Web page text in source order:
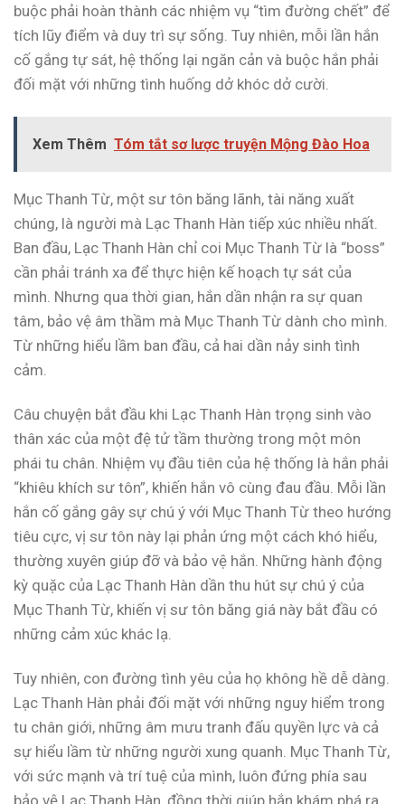
buộc phải hoàn thành các nhiệm vụ “tìm đường chết” để
tích lũy điểm và duy trì sự sống. Tuy nhiên, mỗi lần hắn
cố gắng tự sát, hệ thống lại ngăn cản và buộc hắn phải
đối mặt với những tình huống dở khóc dở cười.
Xem Thêm Tóm tắt sơ lược truyện Mộng Đào Hoa
Mục Thanh Từ, một sư tôn băng lãnh, tài năng xuất
chúng, là người mà Lạc Thanh Hàn tiếp xúc nhiều nhất.
Ban đầu, Lạc Thanh Hàn chỉ coi Mục Thanh Từ là “boss”
cần phải tránh xa để thực hiện kế hoạch tự sát của
mình. Nhưng qua thời gian, hắn dần nhận ra sự quan
tâm, bảo vệ âm thầm mà Mục Thanh Từ dành cho mình.
Từ những hiểu lầm ban đầu, cả hai dần nảy sinh tình
cảm.
Câu chuyện bắt đầu khi Lạc Thanh Hàn trọng sinh vào
thân xác của một đệ tử tầm thường trong một môn
phái tu chân. Nhiệm vụ đầu tiên của hệ thống là hắn phải
“khiêu khích sư tôn”, khiến hắn vô cùng đau đầu. Mỗi lần
hắn cố gắng gây sự chú ý với Mục Thanh Từ theo hướng
tiêu cực, vị sư tôn này lại phản ứng một cách khó hiểu,
thường xuyên giúp đỡ và bảo vệ hắn. Những hành động
kỳ quặc của Lạc Thanh Hàn dần thu hút sự chú ý của
Mục Thanh Từ, khiến vị sư tôn băng giá này bắt đầu có
những cảm xúc khác lạ.
Tuy nhiên, con đường tình yêu của họ không hề dễ dàng.
Lạc Thanh Hàn phải đối mặt với những nguy hiểm trong
tu chân giới, những âm mưu tranh đấu quyền lực và cả
sự hiểu lầm từ những người xung quanh. Mục Thanh Từ,
với sức mạnh và trí tuệ của mình, luôn đứng phía sau
bảo vệ Lạc Thanh Hàn, đồng thời giúp hắn khám phá ra